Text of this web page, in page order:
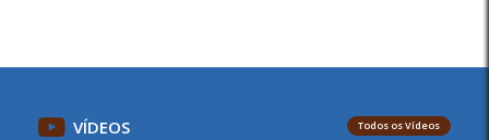
VÍDEOS Todos os Vídeos